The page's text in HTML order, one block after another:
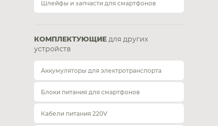
Шлейфы и запчасти для смартфонов
КОМПЛЕКТУЮЩИЕ для других
устройств
Аккумуляторы для электротранспорта
Блоки питания для смартфонов
Кабели питания 220V